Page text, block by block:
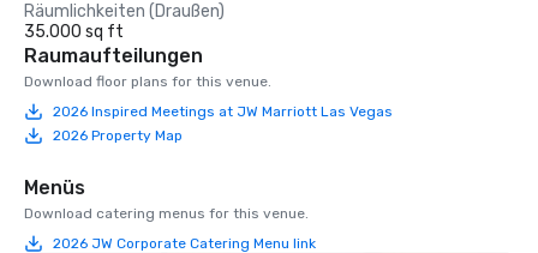
Räumlichkeiten (Draußen)
35.000 sq ft
Raumaufteilungen
Download floor plans for this venue.
2026 Inspired Meetings at JW Marriott Las Vegas
2026 Property Map
Menüs
Download catering menus for this venue.
2026 JW Corporate Catering Menu link